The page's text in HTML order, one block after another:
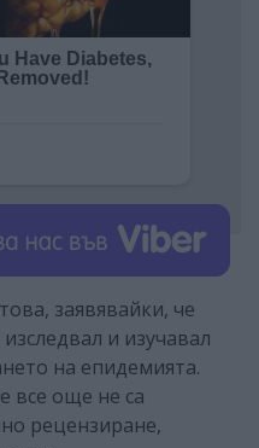
заявявайки, че
и изучавал
на епидемията.
все още не са
рецензиране,